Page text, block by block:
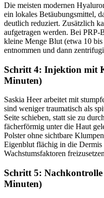
Die meisten modernen
ein lokales Betäubungsmittel,
deutlich reduziert. Zusätzlich
aufgetragen werden. Bei PRP-
kleine Menge Blut (etwa 10
entnommen und dann
Schritt 4: Injektion mit
Minuten)
Saskia Heer arbeitet mit
sind weniger traumatisch als
Seite schieben, statt sie zu
fächerförmig unter die Haut
Polster ohne sichtbare
Eigenblut flächig in die
Wachstumsfaktoren
Schritt 5:
Minuten)